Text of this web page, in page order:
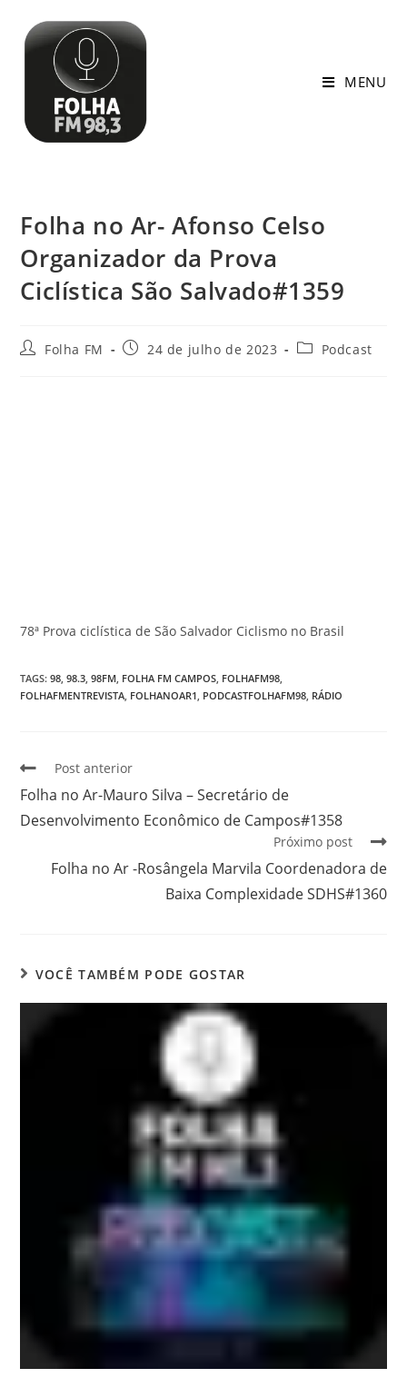
MENU
Folha no Ar- Afonso Celso
Organizador da Prova
Ciclística São Salvado#1359
Folha FM 24 de julho de 2023 Podcast
78ª Prova ciclística de São Salvador Ciclismo no Brasil
TAGS:98 98.3 98FM FOLHA FM CAMPOS FOLHAFM98
FOLHAFMENTREVISTA FOLHANOAR1 PODCASTFOLHAFM98 RÁDIO
Post anterior
Folha no Ar-Mauro Silva – Secretário de
Desenvolvimento Econômico de Campos#1358
Próximo post
Folha no Ar -Rosângela Marvila Coordenadora de
Baixa Complexidade SDHS#1360
VOCÊ TAMBÉM PODE GOSTAR